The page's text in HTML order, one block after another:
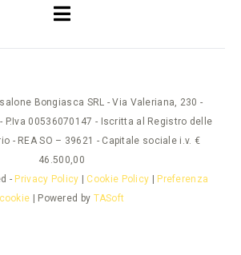
Bongiasca SRL - Via Valeriana, 230 -
P.Iva 00536070147 - Iscritta al Registro delle
- REA SO – 39621 - Capitale sociale i.v. €
46.500,00
- Privacy Policy Cookie Policy
Preferenza
cookie | Powered by TASoft